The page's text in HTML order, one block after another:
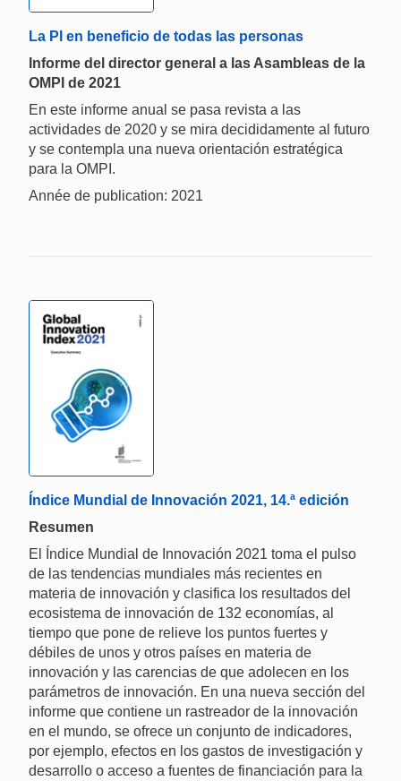
La PI en beneficio de todas las personas
Informe del director general a las Asambleas de la
OMPI de 2021
En este informe anual se pasa revista a las
actividades de 2020 y se mira decididamente al futuro
y se contempla una nueva orientación estratégica
para la OMPI.
Année de publication: 2021
Índice Mundial de Innovación 2021, 14.ª edición
Resumen
El Índice Mundial de Innovación 2021 toma el pulso
de las tendencias mundiales más recientes en
materia de innovación y clasifica los resultados del
ecosistema de innovación de 132 economías, al
tiempo que pone de relieve los puntos fuertes y
débiles de unos y otros países en materia de
innovación y las carencias de que adolecen en los
parámetros de innovación. En una nueva sección del
informe que contiene un rastreador de la innovación
en el mundo, se ofrece un conjunto de indicadores,
por ejemplo, efectos en los gastos de investigación y
desarrollo o acceso a fuentes de financiación para la